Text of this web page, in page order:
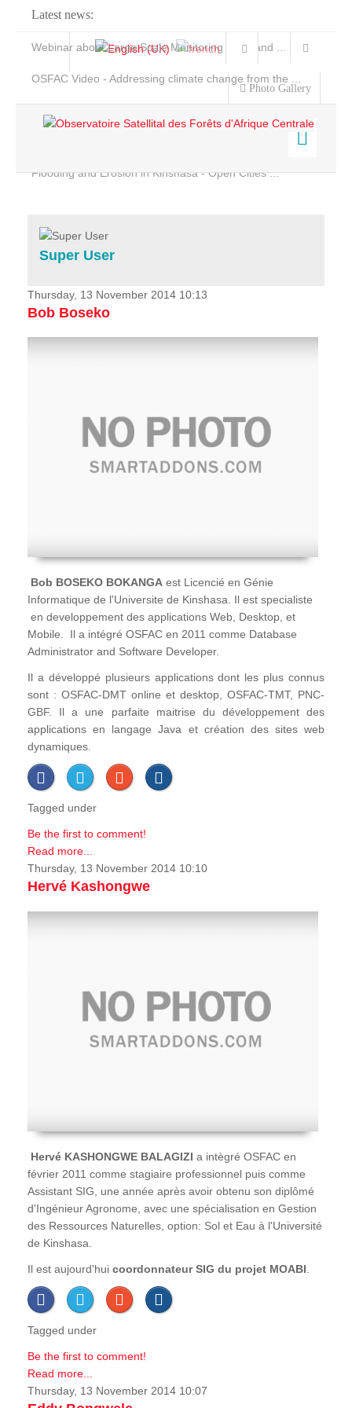
Latest news:
Webinar about Large Scale Monitoring and Land ...
OSFAC Video - Addressing climate change from the ...
Flooding and Erosion in Kinshasa - Open Cities ...
Photo Gallery
Home
Services
Projects
News & Stories
Super User
Thursday, 13 November 2014 10:13
Bob Boseko
Bob BOSEKO BOKANGA est Licencié en Génie
Informatique de l'Universite de Kinshasa. Il est specialiste
en developpement des applications Web, Desktop, et
Mobile. Il a intégré OSFAC en 2011 comme Database
Administrator and Software Developer.
Il a développé plusieurs applications dont les plus connus
sont : OSFAC-DMT online et desktop, OSFAC-TMT, PNC-
GBF. Il a une parfaite maitrise du développement des
applications en langage Java et création des sites web
dynamiques.
Tagged under
Be the first to comment!
Read more...
Thursday, 13 November 2014 10:10
Hervé Kashongwe
Hervé KASHONGWE BALAGIZI a intègré OSFAC en
février 2011 comme stagiaire professionnel puis comme
Assistant SIG, une année après avoir obtenu son diplômé
d'Ingénieur Agronome, avec une spécialisation en Gestion
des Ressources Naturelles, option: Sol et Eau à l'Université
de Kinshasa.
Il est aujourd'hui coordonnateur SIG du projet MOABI
Tagged under
Be the first to comment!
Read more...
Thursday, 13 November 2014 10:07